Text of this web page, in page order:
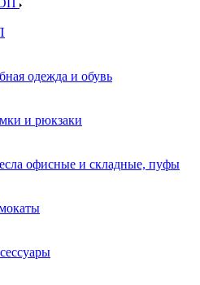
одежда и обувь
и рюкзаки
офисные и складные, пуфы